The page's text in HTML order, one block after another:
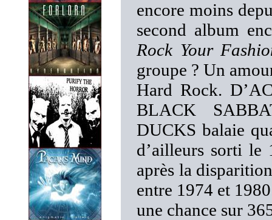
encore moins
second album
Rock Your
groupe ? Un
Hard Rock.
BLACK
DUCKS balaie
d’ailleurs sorti
après la
entre 1974 et
une chance sur